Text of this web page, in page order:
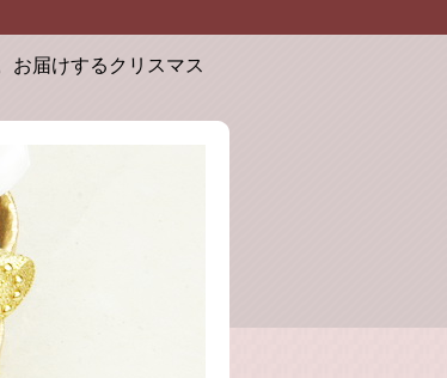
届けするクリスマスローズは奇跡の花、ニゲル